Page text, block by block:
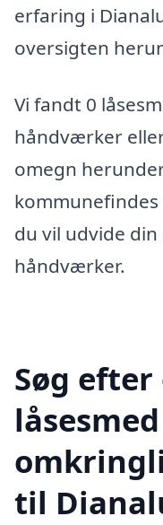
erfaring i
oversigten
Vi fandt 0
håndværker
omegn
kommunefindes
du vil udvide
håndværker.
Søg
til